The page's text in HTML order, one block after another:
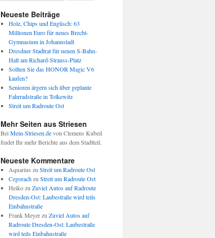
Neueste Beiträge
Holz, Chips und Englisch: 63
Millionen Euro für neues Brecht-
Gymnasium in Johannstadt
Dresdner Stadtrat für neuen S-Bahn-
Halt am Richard-Strauss-Platz
Sollten Sie das HONOR Magic V6
kaufen?
Senioren ärgern sich über geplante
Fahrradstraße in Tolkewitz
Streit um Radroute Ost
Mehr Seiten aus Striesen
Bei Mein-Striesen.devon Clemens Kubeil
findet Ihr mehr Berichte aus dem Stadtteil.
Neueste Kommentare
Aquarius zu Streit um Radroute Ost
Cegorachzu Streit um Radroute Ost
Heikozu Zuviel Autos auf Radroute
Dresden-Ost: Laubestraße wird teils
Einbahnstraße
Frank Meyerzu Zuviel Autos auf
Radroute Dresden-Ost: Laubestraße
wird teils Einbahnstraße